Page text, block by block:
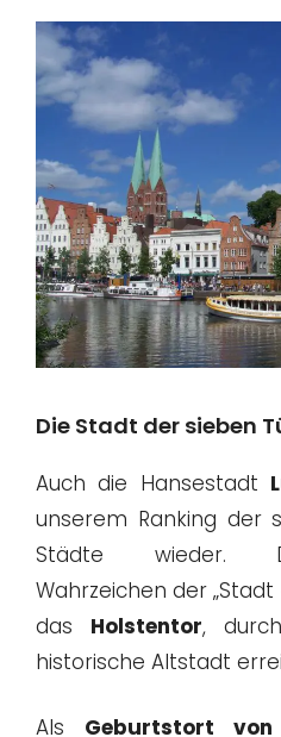
Die Stadt der sieben
Auch die Hansestadt
unserem Ranking der
Städte wieder.
Wahrzeichen der
das Holstentor,
historische Altstadt
Als Geburtstort